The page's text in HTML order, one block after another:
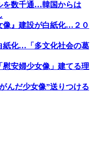
を数千通…韓国からは
像』建設が白紙化…２０
紙化…「多文化社会の葛
慰安婦少女像」建てる理
んだ少女像”送りつける